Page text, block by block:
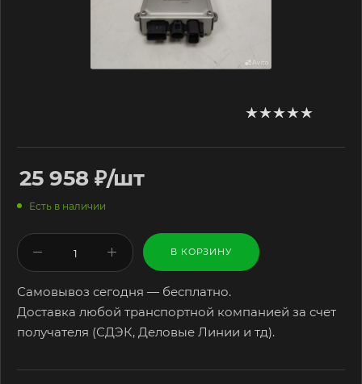
25 958 ₽/шт
Есть в наличии
В КОРЗИНУ
Самовывоз сегодня — бесплатно.
Доставка любой транспортной компанией за счет
получателя (СДЭК, Деловые Линии и тд).